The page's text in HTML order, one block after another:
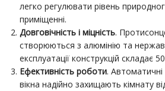
легко регулювати рівень
приміщенні.
Довговічність і міцність.
створюються з алюмінію та
експлуатації конструкцій складає
Ефективність роботи.
вікна надійно захищають кімнату